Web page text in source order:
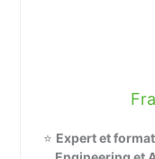
⭐ Expert et